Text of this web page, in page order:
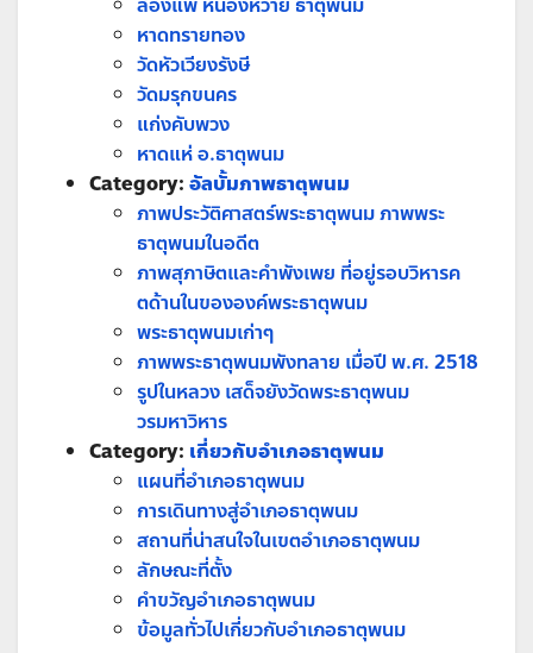
หาดทรายทอง
วัดหัวเวียงรังษี
วัดมรุกขนคร
แก่งคับพวง
หาดแห่ อ.ธาตุพนม
Category: อัลบั้มภาพธาตุพนม
ภาพประวัติศาสตร์พระธาตุพนม ภาพพระ
ธาตุพนมในอดีต
ภาพสุภาษิตและคำพังเพย ที่อยู่รอบวิหารค
ตด้านในขององค์พระธาตุพนม
พระธาตุพนมเก่าๆ
ภาพพระธาตุพนมพังทลาย เมื่อปี พ.ศ. 2518
รูปในหลวง เสด็จยังวัดพระธาตุพนม
วรมหาวิหาร
Category: เกี่ยวกับอำเภอธาตุพนม
แผนที่อำเภอธาตุพนม
การเดินทางสู่อำเภอธาตุพนม
สถานที่น่าสนใจในเขตอำเภอธาตุพนม
ลักษณะที่ตั้ง
คำขวัญอำเภอธาตุพนม
ข้อมูลทั่วไปเกี่ยวกับอำเภอธาตุพนม